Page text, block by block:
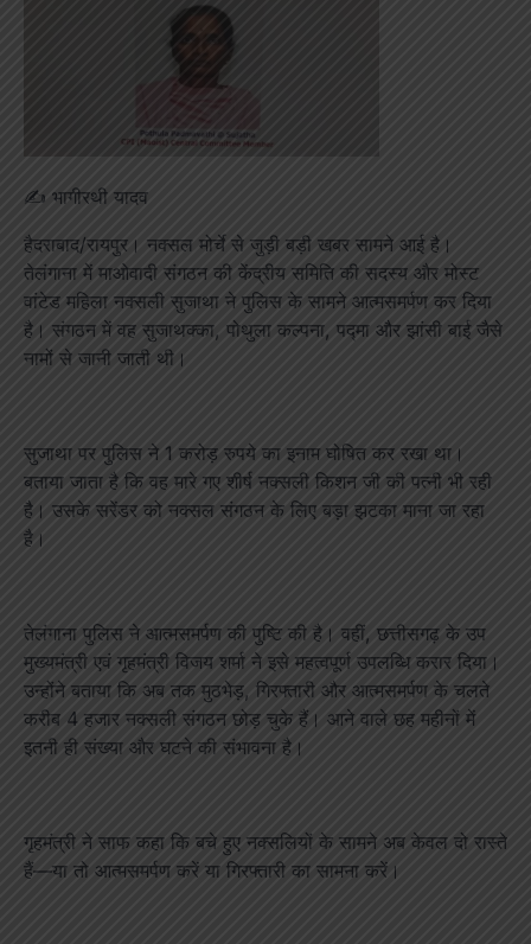
✍️ भागीरथी यादव
हैदराबाद/रायपुर। नक्सल मोर्चे से जुड़ी बड़ी खबर सामने आई है।
तेलंगाना में माओवादी संगठन की केंद्रीय समिति की सदस्य और मोस्ट
वांटेड महिला नक्सली सुजाथा ने पुलिस के सामने आत्मसमर्पण कर दिया
है। संगठन में वह सुजाथक्का, पोथुला कल्पना, पद्मा और झांसी बाई जैसे
नामों से जानी जाती थी।
सुजाथा पर पुलिस ने 1 करोड़ रुपये का इनाम घोषित कर रखा था।
बताया जाता है कि वह मारे गए शीर्ष नक्सली किशन जी की पत्नी भी रही
है। उसके सरेंडर को नक्सल संगठन के लिए बड़ा झटका माना जा रहा
है।
तेलंगाना पुलिस ने आत्मसमर्पण की पुष्टि की है। वहीं, छत्तीसगढ़ के उप
मुख्यमंत्री एवं गृहमंत्री विजय शर्मा ने इसे महत्वपूर्ण उपलब्धि करार दिया।
उन्होंने बताया कि अब तक मुठभेड़, गिरफ्तारी और आत्मसमर्पण के चलते
करीब 4 हजार नक्सली संगठन छोड़ चुके हैं। आने वाले छह महीनों में
इतनी ही संख्या और घटने की संभावना है।
गृहमंत्री ने साफ कहा कि बचे हुए नक्सलियों के सामने अब केवल दो रास्ते
हैं—या तो आत्मसमर्पण करें या गिरफ्तारी का सामना करें।